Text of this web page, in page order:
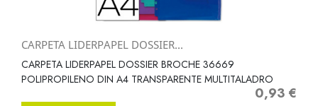
CARPETA LIDERPAPEL DOSSIER...
CARPETA LIDERPAPEL DOSSIER BROCHE 36669
POLIPROPILENO DIN A4 TRANSPARENTE MULTITALADRO
Precio
0,93 €